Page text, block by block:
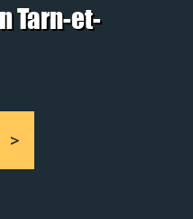
Tarn-et-